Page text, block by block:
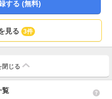
する (無料)
見る 3件
閉じる
覧